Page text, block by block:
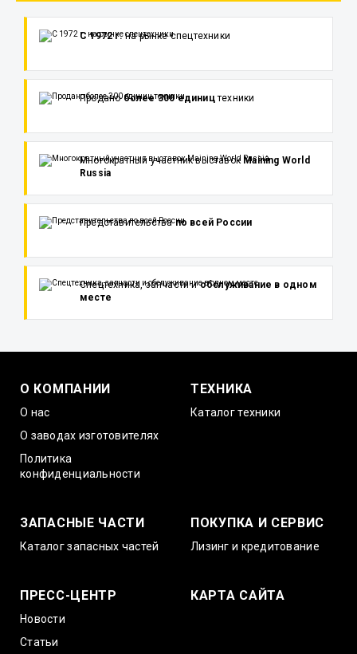
С 1972 г.на рынке спецтехники
Проданоболее 300 едиництехники
Многократный участник выставок Maining World
Russia
Представительствапо всей России
Спецтехника, запчасти иобслуживание в одном
месте
О КОМПАНИИ
О нас
О заводах изготовителях
Политика
конфиденциальности
ТЕХНИКА
Каталог техники
ЗАПАСНЫЕ ЧАСТИ
Каталог запасных частей
ПОКУПКА И СЕРВИС
Лизинг и кредитование
ПРЕСС-ЦЕНТР
Новости
Статьи
КАРТА САЙТА